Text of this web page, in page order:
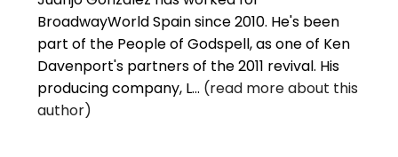
BroadwayWorld Spain since 2010. He's been
part of the People of Godspell, as one of Ken
Davenport's partners of the 2011 revival. His
producing company, L... (read more about this
author)